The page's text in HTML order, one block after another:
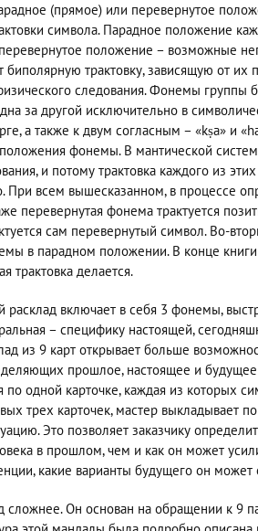
(прямое) или перевернутое
символа. Парадное положение
положение – возможные
биполярную трактовку, зависящую от
следования. Фонемы группы
за другой исключительно в
а также к двум согласным – «kṣа» и
фонемы. В мантической
и потому трактовка каждого из
При всем вышесказанном, в процессе
перевернутая фонема трактуется
сам перевернутый символ. Во-
в парадном положении. В конце
трактовка делается.
расклад включает в себя 3 фонемы,
– специфику настоящей,
из 9 карт открывает больше
прошлое, настоящее и
по одной карточке, каждая из которых
трех карточек, мастер выкладывает
Это позволяет заказчику
в прошлом, чем и как он может
какие варианты будущего он может
сложнее. Он основан на обращении к 9